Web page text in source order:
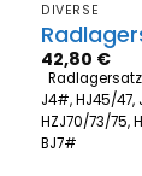
DIVERSE
42,80 €
J4#, HJ45/
HZJ70/73/75,
BJ7#